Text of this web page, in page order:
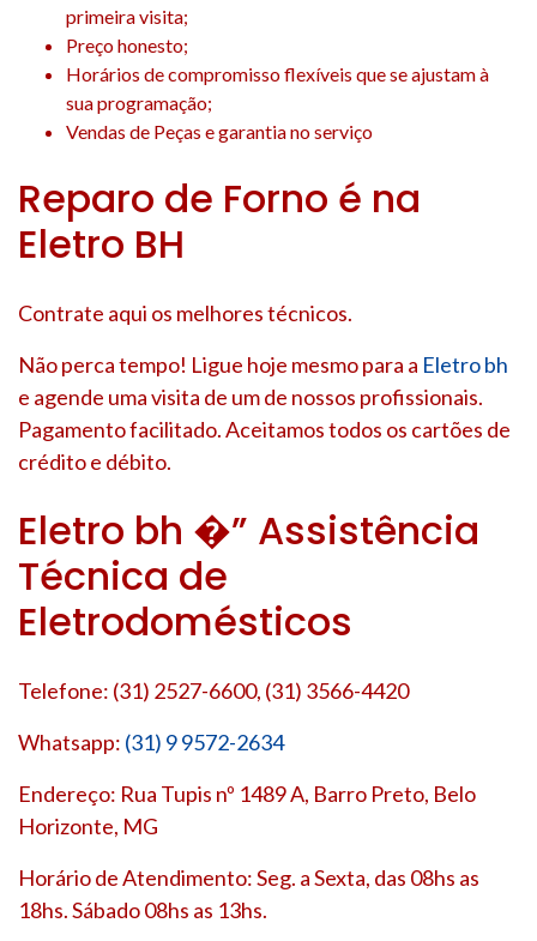
primeira visita;
Preço honesto;
Horários de compromisso flexíveis que se ajustam à
sua programação;
Vendas de Peças e garantia no serviço
Reparo de Forno é na
Eletro BH
Contrate aqui os melhores técnicos.
Não perca tempo! Ligue hoje mesmo para a Eletro bh
e agende uma visita de um de nossos profissionais.
Pagamento facilitado. Aceitamos todos os cartões de
crédito e débito.
Eletro bh �” Assistência
Técnica de
Eletrodomésticos
Telefone: (31) 2527-6600, (31) 3566-4420
Whatsapp: (31) 9 9572-2634
Endereço: Rua Tupis nº 1489 A, Barro Preto, Belo
Horizonte, MG
Horário de Atendimento: Seg. a Sexta, das 08hs as
18hs. Sábado 08hs as 13hs.